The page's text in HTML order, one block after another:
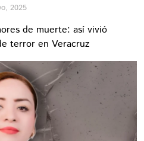
2025
de muerte: así vivió
terror en Veracruz